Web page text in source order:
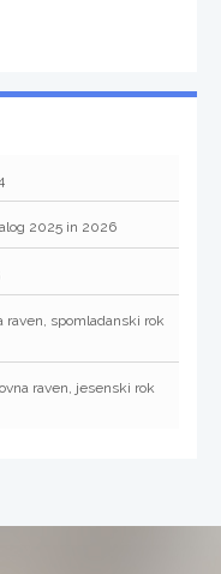
2025 in 2026
raven, spomladanski rok
raven, jesenski rok